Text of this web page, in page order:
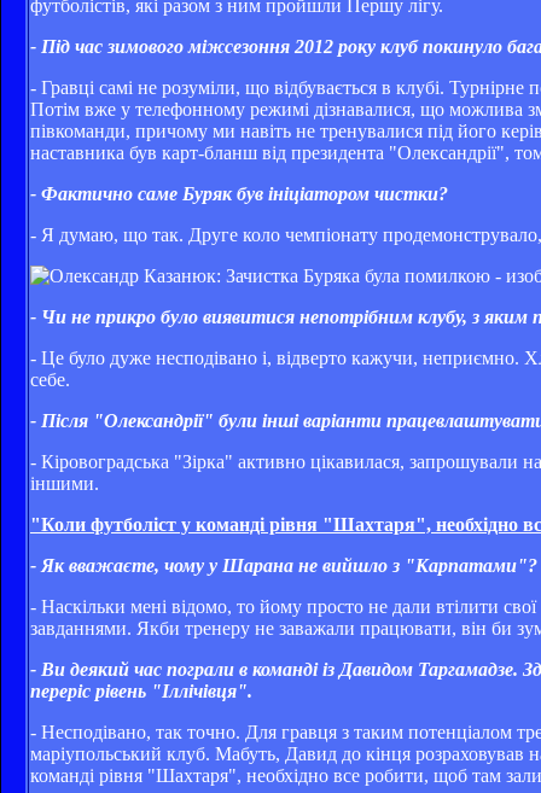
футболістів, які разом з ним пройшли Першу лігу.
- Під час зимового міжсезоння 2012 року клуб покинуло
- Гравці самі не розуміли, що відбувається в клубі.
Потім вже у телефонному режимі дізнавалися, що можлива
півкоманди, причому ми навіть не тренувалися під його
наставника був карт-бланш від президента "Олександрії",
- Фактично саме Буряк був ініціатором чистки?
- Я думаю, що так. Друге коло чемпіонату
- Чи не прикро було виявитися непотрібним клубу, з яким
- Це було дуже несподівано і, відверто кажучи, неприємно.
себе.
- Після "Олександрії" були інші варіанти
- Кіровоградська "Зірка" активно цікавилася, запрошували
іншими.
"Коли футболіст у команді рівня "Шахтаря", необхідно
- Як вважаєте, чому у Шарана не вийшло з "Карпатами"?
- Наскільки мені відомо, то йому просто не дали втілити
завданнями. Якби тренеру не заважали працювати, він би
- Ви деякий час пограли в команді із Давидом Таргамадзе.
переріс рівень "Іллічівця".
- Несподівано, так точно. Для гравця з таким потенціалом
маріупольський клуб. Мабуть, Давид до кінця розраховував
команді рівня "Шахтаря", необхідно все робити, щоб там